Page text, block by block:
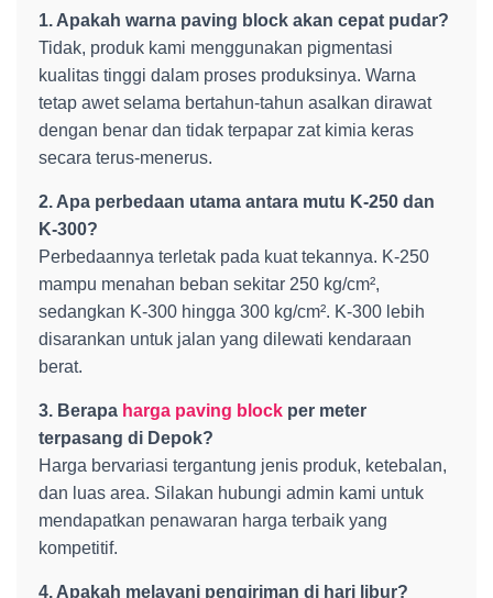
1. Apakah warna paving block akan cepat pudar?
Tidak, produk kami menggunakan pigmentasi
kualitas tinggi dalam proses produksinya. Warna
tetap awet selama bertahun-tahun asalkan dirawat
dengan benar dan tidak terpapar zat kimia keras
secara terus-menerus.
2. Apa perbedaan utama antara mutu K-250 dan
K-300?
Perbedaannya terletak pada kuat tekannya. K-250
mampu menahan beban sekitar 250 kg/cm²,
sedangkan K-300 hingga 300 kg/cm². K-300 lebih
disarankan untuk jalan yang dilewati kendaraan
berat.
3. Berapa harga paving block per meter
terpasang di Depok?
Harga bervariasi tergantung jenis produk, ketebalan,
dan luas area. Silakan hubungi admin kami untuk
mendapatkan penawaran harga terbaik yang
kompetitif.
4. Apakah melayani pengiriman di hari libur?